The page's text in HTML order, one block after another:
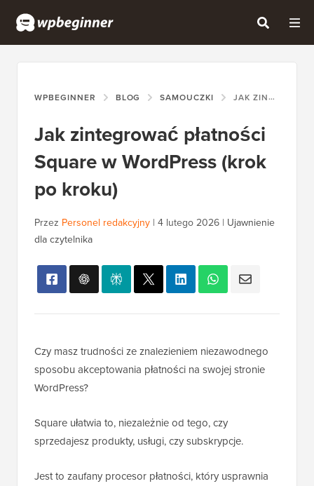
WPBEGINNER BLOG SAMOUCZKI JAK ZINTEGROWAĆ PŁATNOŚCI SQUARE W WORDPRESS (KROK PO KROKU)
Jak zintegrować płatności
Square w WordPress (krok
po kroku)
Przez Personel redakcyjny | 4 lutego 2026 | Ujawnienie
dla czytelnika
Czy masz trudności ze znalezieniem niezawodnego
sposobu akceptowania płatności na swojej stronie
WordPress?
Square ułatwia to, niezależnie od tego, czy
sprzedajesz produkty, usługi, czy subskrypcje.
Jest to zaufany procesor płatności, który usprawnia